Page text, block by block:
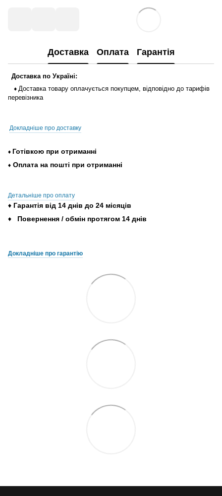
Доставка Оплата Гарантія
Доставка по Україні:
♦ Доставка товару оплачується покупцем, відповідно до тарифів
перевізника
Докладніше про доставку
♦ Готівкою при отриманні
♦ Оплата на пошті при отриманні
Детальніше про оплату
♦ Гарантія від 14 днів до 24 місяців
♦ Повернення / обмін протягом 14 днів
Докладніше про гарантію